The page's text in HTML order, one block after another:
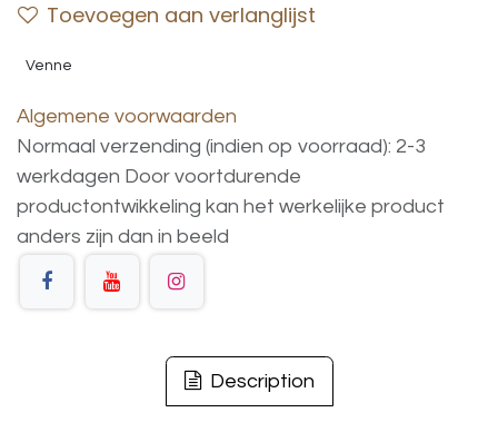
Toevoegen aan verlanglijst
Venne
Algemene voorwaarden
Normaal verzending (indien op voorraad): 2-3
werkdagen Door voortdurende
productontwikkeling kan het werkelijke product
anders zijn dan in beeld
Description